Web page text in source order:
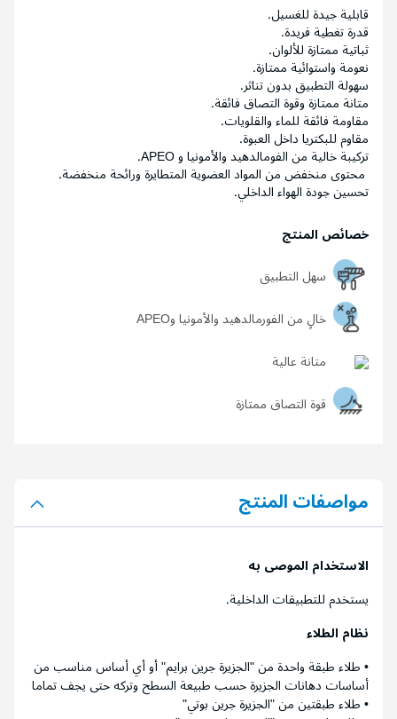
قابلية جيدة للغسيل.
قدرة تغطية فريدة.
ثباتية ممتازة للألوان.
نعومة واستوائية ممتازة.
سهولة التطبيق بدون تناثر.
متانة ممتازة وقوة التصاق فائقة.
مقاومة فائقة للماء والقلويات.
مقاوم للبكتريا داخل العبوة.
تركيبة خالية من الفومالدهيد والأمونيا و APEO.
محتوى منخفض من المواد العضوية المتطايرة ورائحة منخفضة.
تحسين جودة الهواء الداخلي.
خصائص المنتج
سهل التطبيق
خالٍ من الفورمالدهيد والأمونيا وAPEO
متانة عالية
قوة التصاق ممتازة
مواصفات المنتج
الاستخدام الموصى به
يستخدم للتطبيقات الداخلية.
نظام الطلاء
• طلاء طبقة واحدة من "الجزيرة جرين برايم" أو أي أساس مناسب من
أساسات دهانات الجزيرة حسب طبيعة السطح وتركه حتى يجف تماما
• طلاء طبقتين من "الجزيرة جرين بوتي"